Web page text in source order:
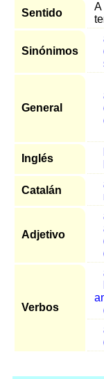
Sentido
A
Sinónimos
General
Inglés
Catalán
Adjetivo
Verbos